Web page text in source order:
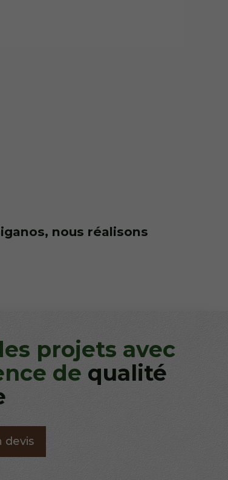
nous réalisons
projets avec
de qualité
devis